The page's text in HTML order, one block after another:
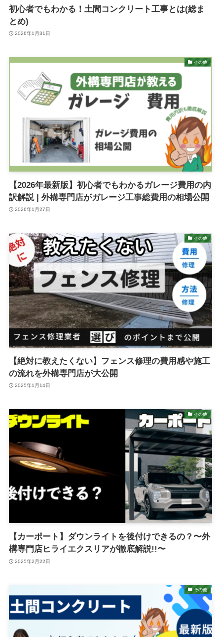
初心者でもわかる！土間コンクリート工事とは(総ま
とめ)
2026年1月31日
その他
【2026年最新版】初心者でもわかるガレージ費用の内
訳解説 | 外構専門店がガレージ工事総費用の相場公開
2026年1月27日
その他
【絶対に教えたくない】フェンス修理の費用感や施工
の流れを外構専門店が大公開
2025年1月14日
その他
【カーポート】ダウンライトを後付けできるの？〜外
構専門店ヒライエクスリアが徹底解説!!〜
2025年2月22日
その他